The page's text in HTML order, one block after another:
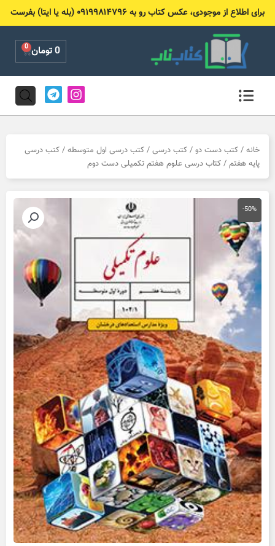
برای اطلاع از موجودی، عکس کتاب رو به ۰۹۱۹۹۸۱۴۷۹۶ (بله یا ایتا) بفرست
0تومان 0
Cart
I
n
s
g
a
T
e
l
r
m
خانه / کتب دست دو / کتب درسی / کتب درسی اول متوسطه / کتب درسی
پایه هفتم / کتاب درسی علوم هفتم تکمیلی دست دوم
-50%